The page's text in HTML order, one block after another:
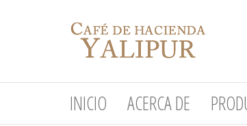
INICIO ACERCA DE